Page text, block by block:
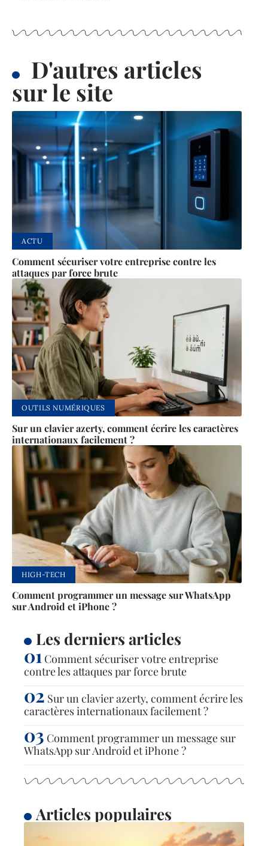
D'autres articles
sur le site
ACTU
Comment sécuriser votre entreprise contre les
attaques par force brute
OUTILS NUMÉRIQUES
Sur un clavier azerty, comment écrire les caractères
internationaux facilement ?
HIGH-TECH
Comment programmer un message sur WhatsApp
sur Android et iPhone ?
Les derniers articles
Comment sécuriser votre entreprise
contre les attaques par force brute
Sur un clavier azerty, comment écrire les
caractères internationaux facilement ?
Comment programmer un message sur
WhatsApp sur Android et iPhone ?
Articles populaires